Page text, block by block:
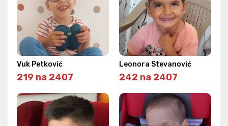
Vuk Petković
219 na 2407
Leonora Stevanović
242 na 2407